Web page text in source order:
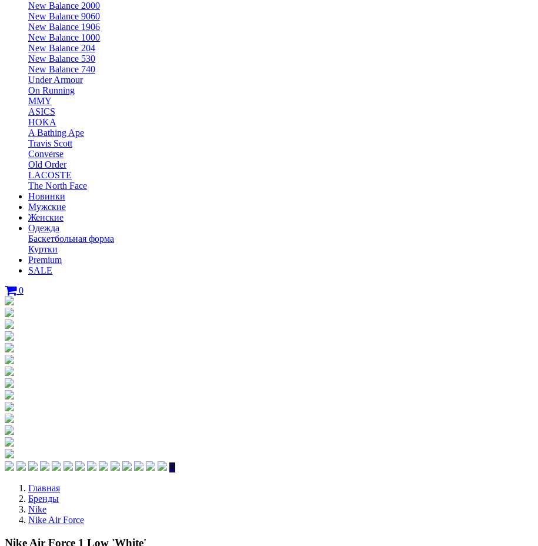
New Balance 2000
New Balance 9060
New Balance 1906
New Balance 1000
New Balance 204
New Balance 530
New Balance 740
Under Armour
On Running
MMY
ASICS
HOKA
A Bathing Ape
Travis Scott
Converse
Old Order
LACOSTE
The North Face
Новинки
Мужские
Женские
Одежда
Баскетбольная форма
Куртки
Premium
SALE
0
Главная
Бренды
Nike
Nike Air Force
Nike Air Force 1 Low 'White'